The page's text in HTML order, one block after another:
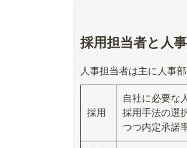
採用担当者と人
人事担当者は主に人事
採用
自社に必要な
採用手法の選
つつ内定承諾